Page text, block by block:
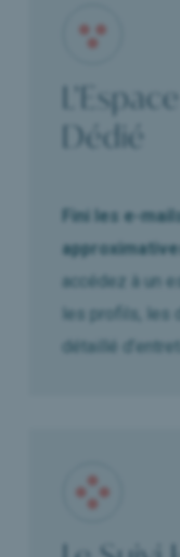
Dédié
Fini les e-
accédez à un
les profils, les
détaillé